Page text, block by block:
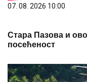
07. 08. 2026 10:00
Стара Пазова и
посећеност